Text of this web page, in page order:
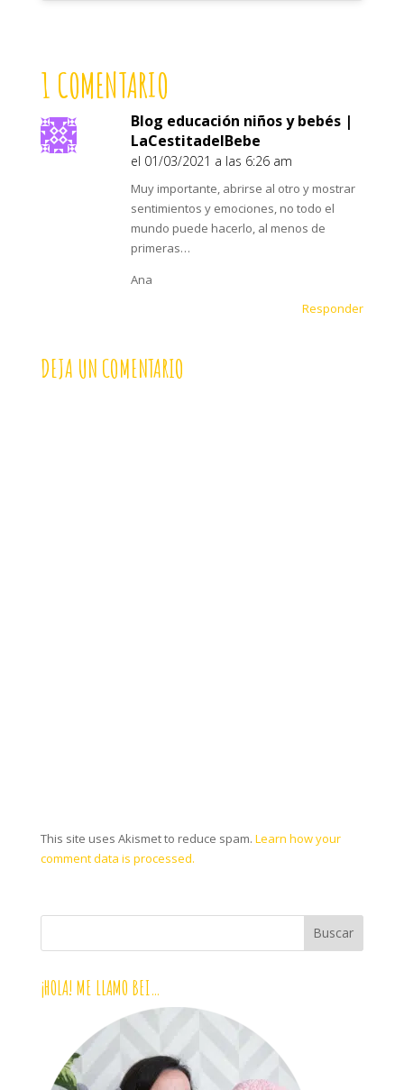
1 COMENTARIO
Blog educación niños y bebés |
LaCestitadelBebe
el 01/03/2021 a las 6:26 am
Muy importante, abrirse al otro y mostrar
sentimientos y emociones, no todo el
mundo puede hacerlo, al menos de
primeras…
Ana
Responder
DEJA UN COMENTARIO
This site uses Akismet to reduce spam. Learn how your
comment data is processed.
¡HOLA! ME LLAMO BEI…